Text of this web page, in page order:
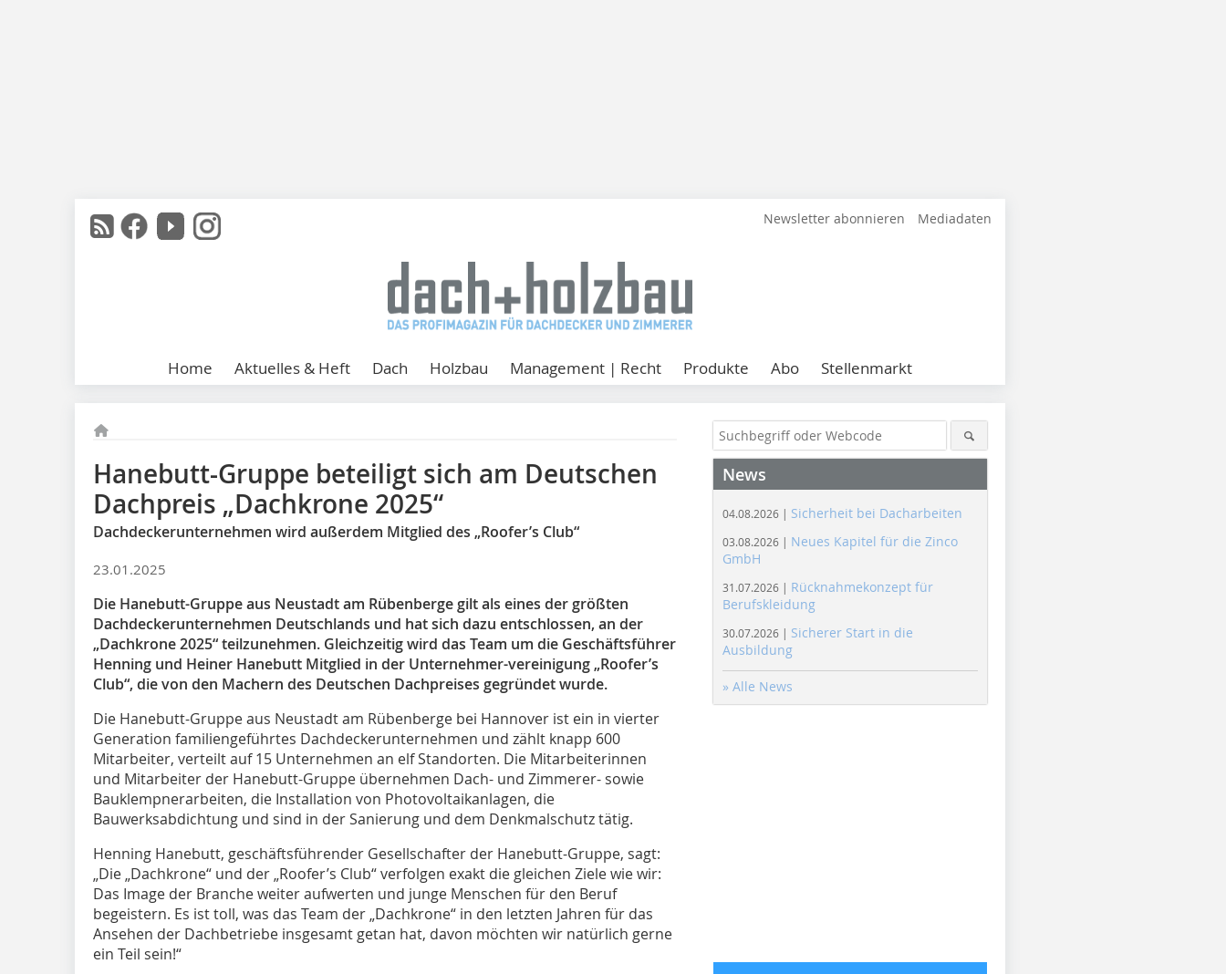
Newsletter abonnieren Mediadaten
Home Aktuelles & Heft Dach Holzbau Management | Recht Produkte Abo Stellenmarkt
Hanebutt-Gruppe beteiligt sich am Deutschen
Dachpreis „Dachkrone 2025“
Dachdeckerunternehmen wird außerdem Mitglied des „Roofer’s Club“
23.01.2025
Die Hanebutt-Gruppe aus Neustadt am Rübenberge gilt als eines der größten
Dachdeckerunternehmen Deutschlands und hat sich dazu entschlossen, an der
„Dachkrone 2025“ teilzunehmen. Gleichzeitig wird das Team um die Geschäftsführer
Henning und Heiner Hanebutt Mitglied in der Unternehmer-vereinigung „Roofer’s
Club“, die von den Machern des Deutschen Dachpreises gegründet wurde.
Die Hanebutt-Gruppe aus Neustadt am Rübenberge bei Hannover ist ein in vierter
Generation familiengeführtes Dachdeckerunternehmen und zählt knapp 600
Mitarbeiter, verteilt auf 15 Unternehmen an elf Standorten. Die Mitarbeiterinnen
und Mitarbeiter der Hanebutt-Gruppe übernehmen Dach- und Zimmerer- sowie
Bauklempnerarbeiten, die Installation von Photovoltaikanlagen, die
Bauwerksabdichtung und sind in der Sanierung und dem Denkmalschutz tätig.
Henning Hanebutt, geschäftsführender Gesellschafter der Hanebutt-Gruppe, sagt:
„Die „Dachkrone“ und der „Roofer’s Club“ verfolgen exakt die gleichen Ziele wie wir:
Das Image der Branche weiter aufwerten und junge Menschen für den Beruf
begeistern. Es ist toll, was das Team der „Dachkrone“ in den letzten Jahren für das
Ansehen der Dachbetriebe insgesamt getan hat, davon möchten wir natürlich gerne
ein Teil sein!“
News
04.08.2026 | Sicherheit bei Dacharbeiten
03.08.2026 | Neues Kapitel für die Zinco
GmbH
31.07.2026 | Rücknahmekonzept für
Berufskleidung
30.07.2026 | Sicherer Start in die
Ausbildung
» Alle News